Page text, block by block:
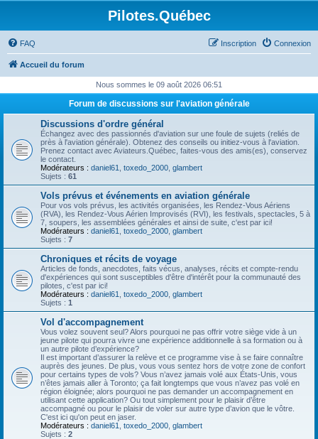
Pilotes.Québec
FAQ Connexion
Inscription
Accueil du forum
Nous sommes le 09 août 2026 06:51
Forum de discussions sur l'aviation générale
Discussions d'ordre général
Échangez avec des passionnés d'aviation sur une foule de sujets (reliés de
près à l'aviation générale). Obtenez des conseils ou initiez-vous à l'aviation.
Prenez contact avec Aviateurs.Québec, faites-vous des amis(es), conservez
le contact.
Modérateurs : daniel61 toxedo_2000 glambert
Sujets : 61
Vols prévus et événements en aviation générale
Pour vos vols prévus, les activités organisées, les Rendez-Vous Aériens
(RVA), les Rendez-Vous Aérien Improvisés (RVI), les festivals, spectacles, 5 à
7, soupers, les assemblées générales et ainsi de suite, c'est par ici!
Modérateurs : daniel61 toxedo_2000 glambert
Sujets : 7
Chroniques et récits de voyage
Articles de fonds, anecdotes, faits vécus, analyses, récits et compte-rendu
d'expériences qui sont susceptibles d'être d'intérêt pour la communauté des
pilotes, c'est par ici!
Modérateurs : daniel61 toxedo_2000 glambert
Sujets : 1
Vol d'accompagnement
Vous volez souvent seul? Alors pourquoi ne pas offrir votre siège vide à un
jeune pilote qui pourra vivre une expérience additionnelle à sa formation ou à
un autre pilote d’expérience?
Il est important d’assurer la relève et ce programme vise à se faire connaître
auprès des jeunes. De plus, vous vous sentez hors de votre zone de confort
pour certains types de vols? Vous n’avez jamais volé aux États-Unis, vous
n’êtes jamais aller à Toronto; ça fait longtemps que vous n’avez pas volé en
région éloignée; alors pourquoi ne pas demander un accompagnement en
utilisant cette application? Ou tout simplement pour le plaisir d’être
accompagné ou pour le plaisir de voler sur autre type d’avion que le vôtre.
C'est ici qu'on peut en jaser.
Modérateurs : daniel61 toxedo_2000 glambert
Sujets : 2